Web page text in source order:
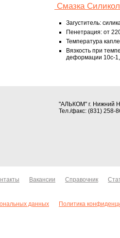
Смазка Силикол
Загуститель:
Пенетрация: от
Температура
Вязкость при
деформации 10с-
"АЛЬКОМ" г. Нижний
Тел./факс: (831) 258-
Вакансии Справочник
данных Политика